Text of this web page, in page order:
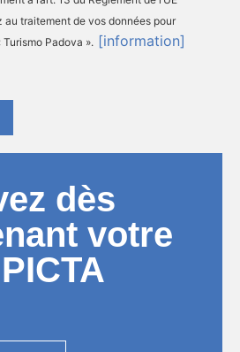
traitement de vos données pour
Padova ». [information]
dès
votre